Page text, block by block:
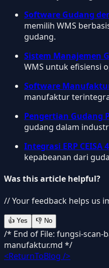
Software Gudang
memilih WMS
gudang.
Sistem Manajemen
WMS untuk efisiensi
Software
manufaktur
Pengertian Gudang
gudang dalam
Integrasi ERP CEISA
kepabeanan dari
Was this article helpful?
// Your feedback helps us
👍 Yes 👎 No
/* End of File: fungsi-scan-
manufaktur.md */
<ReturnToBlog />